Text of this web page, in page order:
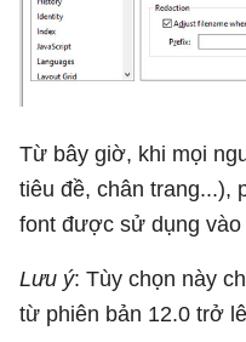
Từ bây giờ, khi mọi
tiêu đề, chân trang...),
font được sử dụng vào
Lưu ý: Tùy chọn này
từ phiên bản 12.0 trở